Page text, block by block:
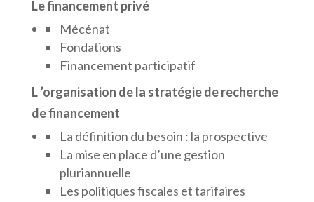
Le financement privé
Mécénat
Fondations
Financement participatif
L ’organisation de la stratégie de recherche
de financement
La définition du besoin : la prospective
La mise en place d’une gestion
pluriannuelle
Les politiques fiscales et tarifaires